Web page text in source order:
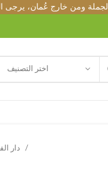
الجملة ومن خارج عُمان، يرجى
اختر التصنيف